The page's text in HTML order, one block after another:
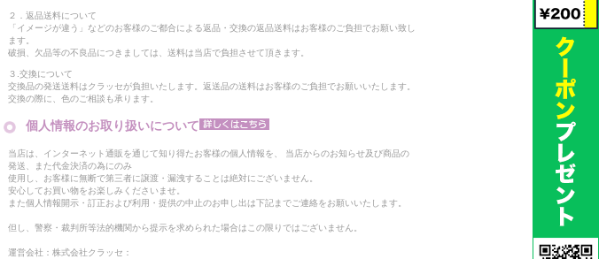
２．返品送料について
「イメージが違う」などのお客様のご都合による返品・交換の返品送料はお客様のご負担でお願い致し
ます。
破損、欠品等の不良品につきましては、送料は当店で負担させて頂きます。
３.交換について
交換品の発送送料はクラッセが負担いたします。返送品の送料はお客様のご負担でお願いいたします。
交換の際に、色のご相談も承ります。
個人情報のお取り扱いについて
当店は、インターネット通販を通じて知り得たお客様の個人情報を、 当店からのお知らせ及び商品の
発送、また代金決済の為にのみ
使用し、お客様に無断で第三者に譲渡・漏洩することは絶対にございません。
安心してお買い物をお楽しみくださいませ。
また個人情報開示・訂正および利用・提供の中止のお申し出は下記までご連絡をお願いいたします。
但し、警察・裁判所等法的機関から提示を求められた場合はこの限りではございません。
運営会社：株式会社クラッセ：